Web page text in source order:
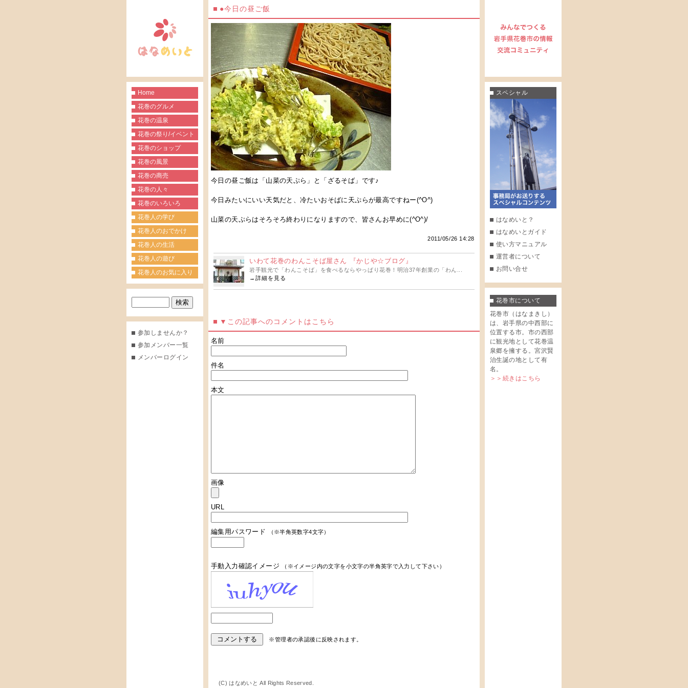
Home
花巻のグルメ
花巻の温泉
花巻の祭り/イベント
花巻のショップ
花巻の風景
花巻の商売
花巻の人々
花巻のいろいろ
花巻人の学び
花巻人のおでかけ
花巻人の生活
花巻人の遊び
花巻人のお気に入り
参加しませんか？
参加メンバー一覧
メンバーログイン
●今日の昼ご飯
今日の昼ご飯は「山菜の天ぷら」と「ざるそば」です♪
今日みたいにいい天気だと、冷たいおそばに天ぷらが最高ですねー(^O^)
山菜の天ぷらはそろそろ終わりになりますので、皆さんお早めに(^O^)/
2011/05/26 14:28
いわて花巻のわんこそば屋さん 『かじや☆ブログ』
岩手観光で「わんこそば」を食べるならやっぱり花巻！明治37年創業の「わん...
→ 詳細を見る
▼この記事へのコメントはこちら
名前
件名
本文
画像
URL
編集用パスワード （※半角英数字4文字）
手動入力確認イメージ （※イメージ内の文字を小文字の半角英字で入力して下さい）
※管理者の承認後に反映されます。
スペシャル
はなめいと？
はなめいとガイド
使い方マニュアル
運営者について
お問い合せ
花巻市について
花巻市（はなまきし）
は、岩手県の中西部に
位置する市。市の西部
に観光地として花巻温
泉郷を擁する。宮沢賢
治生誕の地として有
名。
＞＞続きはこちら
(C) はなめいと All Rights Reserved.